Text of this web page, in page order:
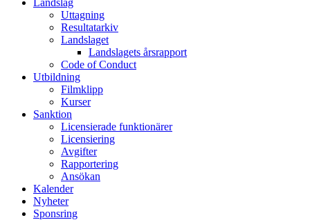
Landslag
Uttagning
Resultatarkiv
Landslaget
Landslagets årsrapport
Code of Conduct
Utbildning
Filmklipp
Kurser
Sanktion
Licensierade funktionärer
Licensiering
Avgifter
Rapportering
Ansökan
Kalender
Nyheter
Sponsring